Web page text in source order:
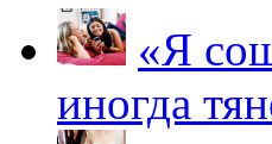
«Я
иногда